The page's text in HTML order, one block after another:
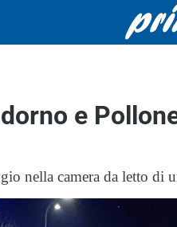
e
nella camera da letto di